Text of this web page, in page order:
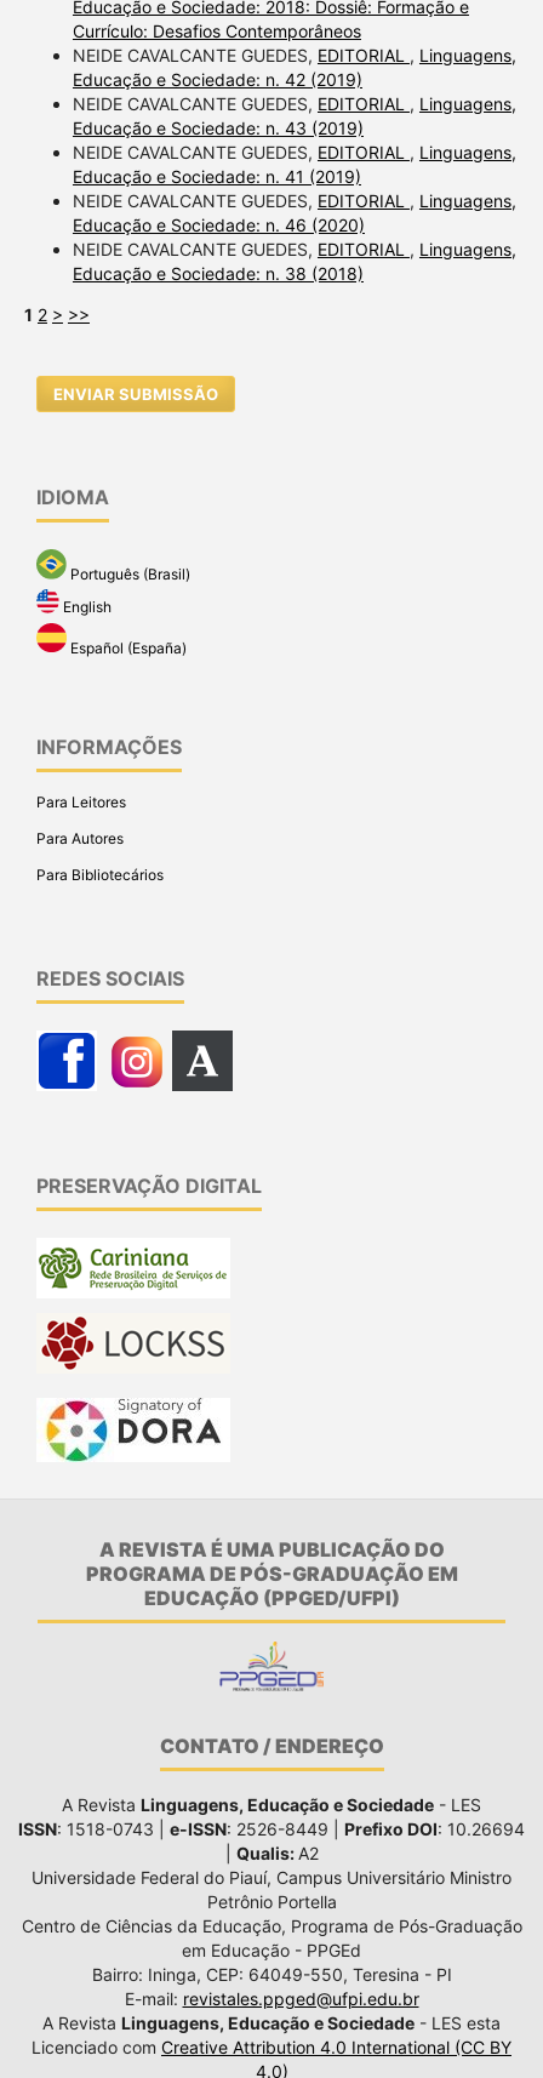
Educação e Sociedade: 2018: Dossiê: Formação e
Currículo: Desafios Contemporâneos
NEIDE CAVALCANTE GUEDES, EDITORIAL , Linguagens,
Educação e Sociedade: n. 42 (2019)
NEIDE CAVALCANTE GUEDES, EDITORIAL , Linguagens,
Educação e Sociedade: n. 43 (2019)
NEIDE CAVALCANTE GUEDES, EDITORIAL , Linguagens,
Educação e Sociedade: n. 41 (2019)
NEIDE CAVALCANTE GUEDES, EDITORIAL , Linguagens,
Educação e Sociedade: n. 46 (2020)
NEIDE CAVALCANTE GUEDES, EDITORIAL , Linguagens,
Educação e Sociedade: n. 38 (2018)
1 2 > >>
ENVIAR SUBMISSÃO
IDIOMA
Português (Brasil)
English
Español (España)
INFORMAÇÕES
Para Leitores
Para Autores
Para Bibliotecários
REDES SOCIAIS
PRESERVAÇÃO DIGITAL
A REVISTA É UMA PUBLICAÇÃO DO
PROGRAMA DE PÓS-GRADUAÇÃO EM
EDUCAÇÃO (PPGED/UFPI)
CONTATO / ENDEREÇO
A Revista Linguagens, Educação e Sociedade - LES
ISSN: 1518-0743 | e-ISSN: 2526-8449 | Prefixo DOI: 10.26694
Qualis:A2
Universidade Federal do Piauí, Campus Universitário Ministro
Petrônio Portella
Centro de Ciências da Educação, Programa de Pós-Graduação
em Educação - PPGEd
Bairro: Ininga, CEP: 64049-550, Teresina - PI
E-mail: revistales.ppged@ufpi.edu.br
A Revista Linguagens, Educação e Sociedade - LES esta
Licenciado com Creative Attribution 4.0 International (CC BY
4.0)